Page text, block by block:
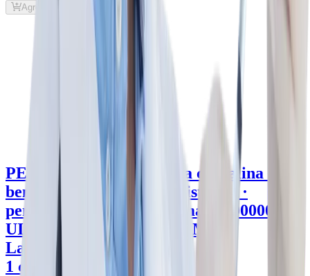
Agregar al carrito
PENIPOT
bencilpenicilina cristalina ·
bencilpenicilina sódica cristalina ·
penicilina procaínica +3 más · 300000
UI/2 ml / 100000 UI/2 ml
AMSA
Laboratorios
1 caja · 2 mL